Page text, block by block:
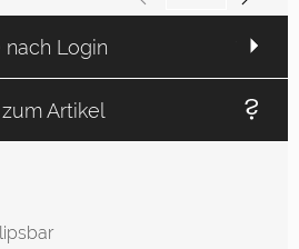
nach Login
Artikel